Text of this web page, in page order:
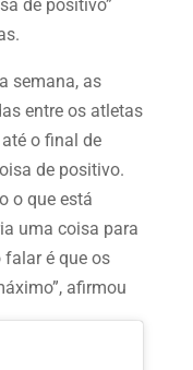
de positivo”
semana, as
entre os atletas
o final de
de positivo.
o que está
uma coisa para
falar é que os
afirmou